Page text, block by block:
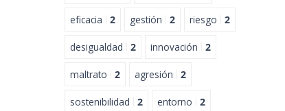
eficacia 2 gestión 2 riesgo 2
desigualdad 2 innovación 2
maltrato 2 agresión 2
sostenibilidad 2 entorno 2